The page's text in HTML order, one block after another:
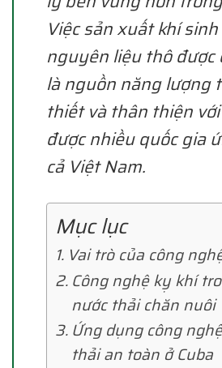
Việc sản xuất khí
nguyên liệu thô được
là nguồn năng lượng
thiết và thân thiện
được nhiều quốc gia
cả Việt Nam.
Mục lục
Vai trò của công
Công nghệ kỵ khí
nước thải chăn nuôi
Ứng dụng công
thải an toàn ở Cuba